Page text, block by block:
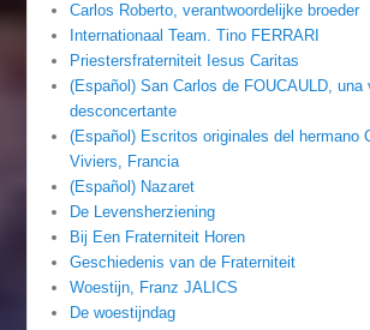
Carlos Roberto, verantwoordelijke broeder
Internationaal Team. Tino FERRARI
Priestersfraterniteit Iesus Caritas
(Español) San Carlos de FOUCAULD, una
desconcertante
(Español) Escritos originales del hermano
Viviers, Francia
(Español) Nazaret
De Levensherziening
Bij Een Fraterniteit Horen
Geschiedenis van de Fraterniteit
Woestijn, Franz JALICS
De woestijndag